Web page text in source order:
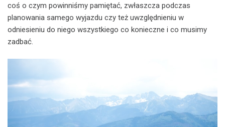
coś o czym powinniśmy pamiętać, zwłaszcza podczas
planowania samego wyjazdu czy też uwzględnieniu w
odniesieniu do niego wszystkiego co konieczne i co musimy
zadbać.